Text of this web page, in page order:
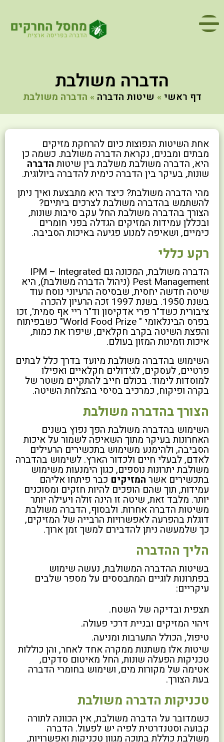
הדברה משולבת
דף ראשי » שיטות הדברה » הדברה משולבת
אחת השיטות הנפוצות כיום להרחקת מזיקים
מבתים ומבנים, נקראת הדברה משולבת. כשמה כן
היא, הדברה משולבת משלבת בין שיטות הדברה
שונות, בעיקר בין הדברה כימית להדברה ביולוגית.
מהי הדברה משולבת? כיצד היא מתבצעת ואיך ניתן
להשתמש בהדברה משולבת לצרכים ביתיים?
הצורך בהדברה משולבת החל עקב סיבות שונות,
ובכללן עמידות המזיקים הגדלה בפני חומרים
כימיים, ושאיפה למנוע פגיעה באיכות הסביבה.
רקע כללי
הדברה משולבת, המכונה גם IPM – Integrated
Pest Management (ניהול הדברה משולבת), היא
שיטה חדשה יחסית, שבסיסה הרעיוני נוסח עוד
בשנת 1950. בשנת 1997 זכה הרעיון להכרה
ציבורית כשד"ר פרי אדקיסון וד"ר ריי אף סמית', זכו
בפרס הבינלאומי " World Food Prize" כשבפיתוח
והפצת השיטה בקרב חקלאים, שיפרו את כמות,
איכות וזמינות המזון בעולם.
השימוש בהדברה משולבת מיועד בדרך כלל לבתים
פרטיים, לעסקים, לגידולים חקלאיים ואפילו
למוסדות לימוד. בכולם חייב להתקיים משטר של
בקרה ופיקוח, כמרכיב בסיסי בהצלחת השיטה.
הצורך בהדברה משולבת
השימוש בהדברה משולבת הפך נפוץ בשנים
האחרונות בעיקר מתוך השאיפה לשמור על איכות
הסביבה, ולהימנע משימוש בתכשירים הרעילים
לאדם, לבעלי חיים ולכדור הארץ. לשימוש בהדברה
משולבת יתרונות נוספים, כגון הימנעות משימוש
בתכשירים אשר המזיקים כבר פיתחו אליהם
עמידות, תוך שהם הופכים להיות חזקים ומסוכנים
יותר. מלבד זאת, שיטה זו הינה זולה ויעילה יותר
משיטות הדברה אחרות. ולבסוף, הדברה משולבת
דוגלת בהפרעה לאפשרויות הרבייה של המזיקים,
כך שלמעשה ניתן להדבירם למשך זמן ארוך.
הליך ההדברה
בשיטות ההדברה המשולבת, נעשה שימוש
בפתרונות לוגיים המתבססים על מספר שלבים
עיקריים:
תצפית ובדיקה של השטח.
זיהוי המזיקים ובניית דרכי פעולה.
טיפול, הכולל התערבות ומניעה.
שיטות אלו משתנות ממקרה אחד לאחר, והן כוללות
טכניקות הפעלה שונות, החל מאיטום סדקים,
אטימה של מקורות מים, ושימוש בחומרי הדברה
בעת הצורך.
טכניקות הדברה משולבת
כשמדובר על הדברה משולבת, אין הכוונה לתורה
קבועה וסטנדרטית לפיה יש לפעול. הדברה
משולבת כוללת בתוכה מגוון טכניקות ואפשרויות,